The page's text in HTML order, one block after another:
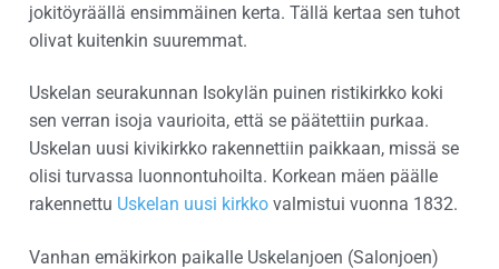
jokitöyräällä ensimmäinen kerta. Tällä kertaa sen tuhot
olivat kuitenkin suuremmat.
Uskelan seurakunnan Isokylän puinen ristikirkko koki
sen verran isoja vaurioita, että se päätettiin purkaa.
Uskelan uusi kivikirkko rakennettiin paikkaan, missä se
olisi turvassa luonnontuhoilta. Korkean mäen päälle
rakennettu Uskelan uusi kirkko valmistui vuonna 1832.
Vanhan emäkirkon paikalle Uskelanjoen (Salonjoen)